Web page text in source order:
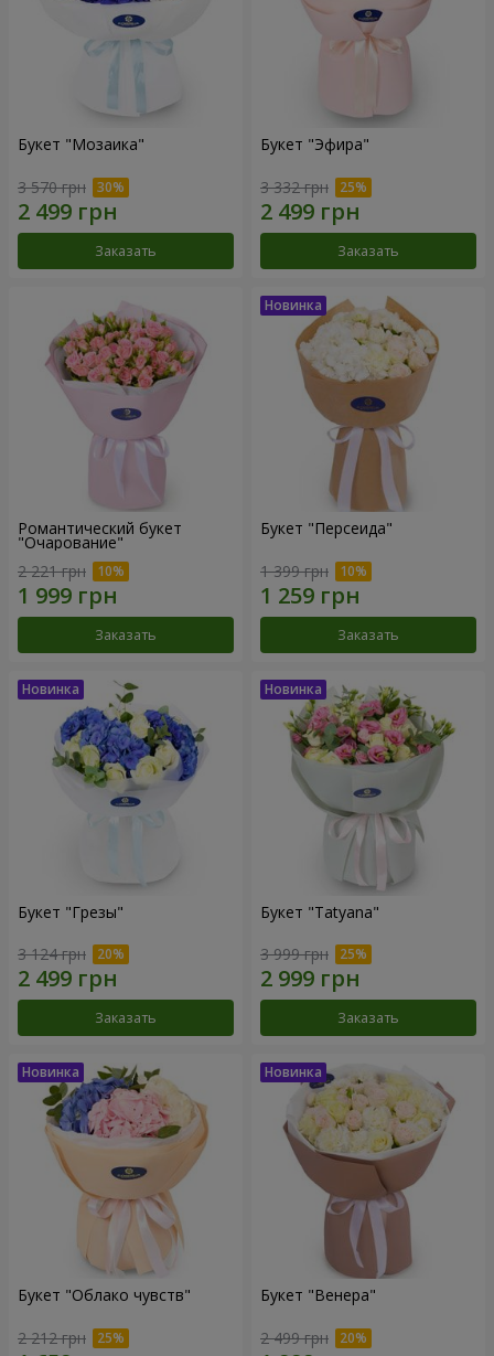
Букет "Мозаика"
3 570 грн
Заказать
Букет "Эфира"
3 332 грн
Заказать
Романтический букет
"Очарование"
2 221 грн
Заказать
Букет "Персеида"
1 399 грн
Заказать
Букет "Грезы"
3 124 грн
Заказать
Букет "Tatyana"
3 999 грн
Заказать
Букет "Облако чувств"
2 212 грн
Букет "Венера"
2 499 грн